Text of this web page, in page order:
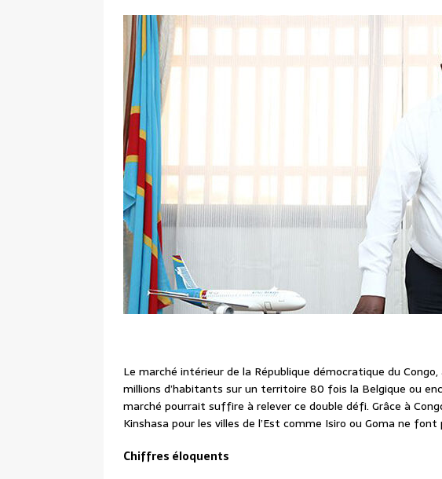
Le marché intérieur de la République démocratique du
millions d’habitants sur un territoire 80 fois la Belgique ou
marché pourrait suffire à relever ce double défi. Grâce à
Kinshasa pour les villes de l’Est comme Isiro ou Goma ne
Chiffres éloquents